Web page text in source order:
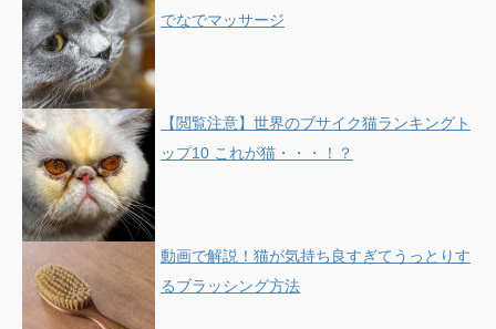
でなでマッサージ
【閲覧注意】世界のブサイク猫ランキングト
ップ10 これが猫・・・！？
動画で解説！猫が気持ち良すぎてうっとりす
るブラッシング方法